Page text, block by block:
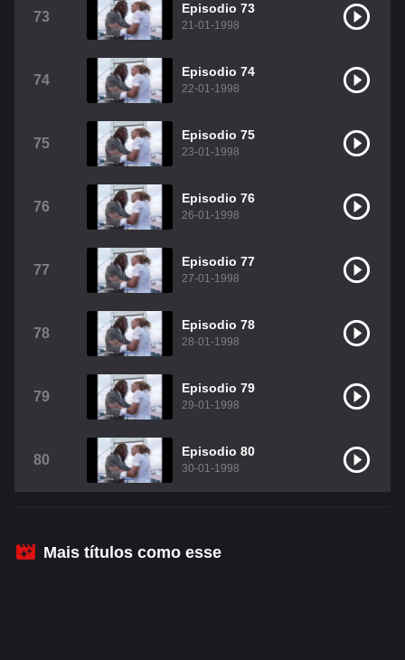
73
Episodio 73
21-01-1998
74
Episodio 74
22-01-1998
75
Episodio 75
23-01-1998
76
Episodio 76
26-01-1998
77
Episodio 77
27-01-1998
78
Episodio 78
28-01-1998
79
Episodio 79
29-01-1998
80
Episodio 80
30-01-1998
Mais títulos como esse